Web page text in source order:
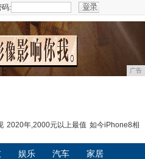
码:
广告
2020年,2000元以上最值 如今iPhone8相
娱乐 汽车 家居